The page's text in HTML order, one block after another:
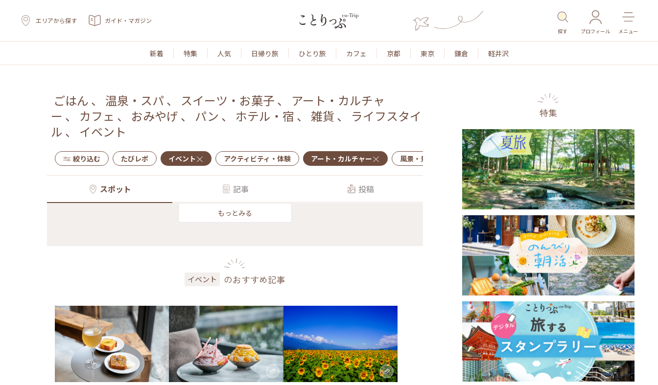
エリアから探す ガイド・マガジン
探す プロフィール メニュー
新着 特集 人気 日帰り旅 ひとり旅 カフェ 京都 東京 鎌倉 軽井沢
ごはん 、 温泉・スパ 、 スイーツ・お菓子 、 アート・カルチャ
ー 、 カフェ 、 おみやげ 、 パン 、 ホテル・宿 、 雑貨 、 ライフスタイ
ル 、 イベント
絞り込む たびレポ イベント アクティビティ・体験 アート・カルチャー 風景・景色 名所・旧跡 温泉・スパ その他施設 ごはん
スポット 記事 投稿
もっとみる
イベント のおすすめ記事
特集